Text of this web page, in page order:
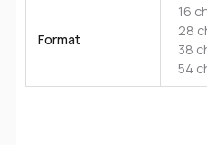
Format
16
28
38
54